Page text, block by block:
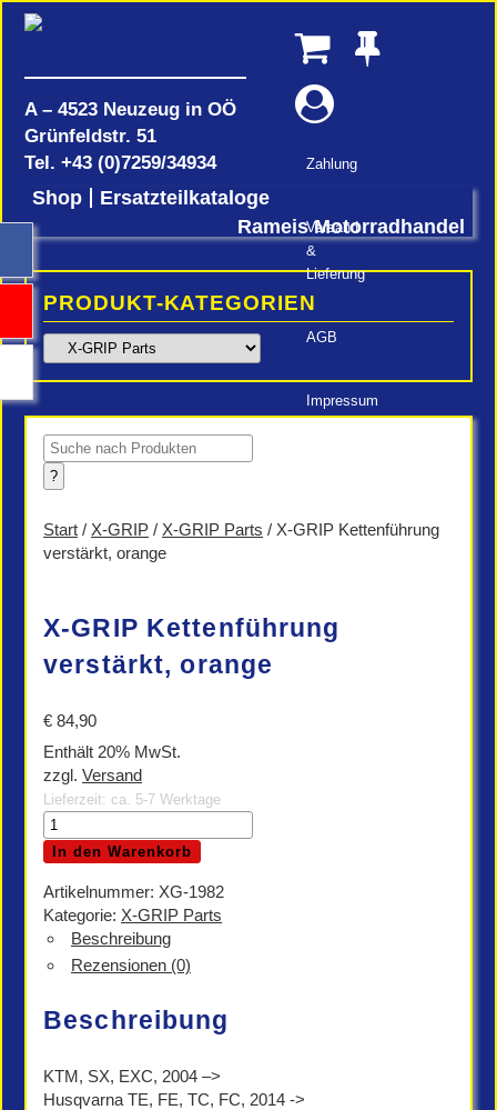
A – 4523 Neuzeug in OÖ
Grünfeldstr. 51
Tel. +43 (0)7259/34934 Zahlung
Versand
&
Lieferung
AGB
Impressum
Shop
Ersatzteilkataloge
Rameis Motorradhandel
PRODUKT-KATEGORIEN
Products
search
?
Start / X-GRIP / X-GRIP Parts / X-GRIP Kettenführung
verstärkt, orange
X-GRIP Kettenführung
verstärkt, orange
€ 84,90
Enthält 20% MwSt.
zzgl. Versand
Lieferzeit: ca. 5-7 Werktage
X-
GRIP
Kettenführung
verstärkt,
orange
Menge
In den Warenkorb
Artikelnummer: XG-1982
Kategorie: X-GRIP Parts
Beschreibung
Rezensionen (0)
Beschreibung
KTM, SX, EXC, 2004 –>
Husqvarna TE, FE, TC, FC, 2014 ->